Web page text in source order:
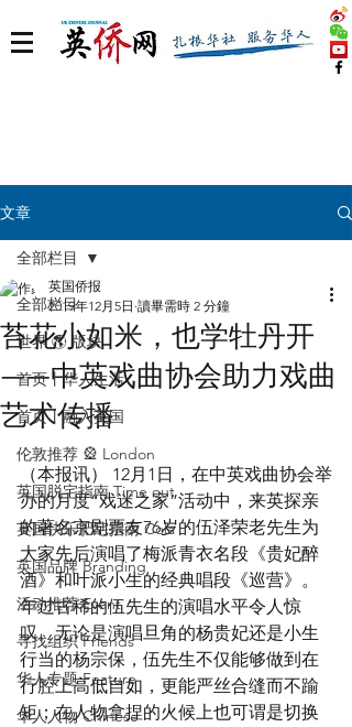
文章
全部栏目
世界 🌎 版块
首页丨华人生活
首页丨融入英国
伦敦推荐 🎡 London
英国脱宅指南 Time out
英国快乐肥宅指南 Cola
英国品牌 Branding
活动推荐 Event
寻找组织 Friends
华人专题 Feature
华人人物 Chinese
全部栏目
苔花小如米，也学牡丹开
——中英戏曲协会助力戏曲
艺术传播
英国侨报
2019年12月5日 讀畢需時 2 分鐘
（本报讯） 12月1日，在中英戏曲协会举
办的月度“戏迷之家”活动中，来英探亲
的著名京剧票友76岁的伍泽荣老先生为
大家先后演唱了梅派青衣名段《贵妃醉
酒》和叶派小生的经典唱段《巡营》。
年过古稀的伍先生的演唱水平令人惊
叹。无论是演唱旦角的杨贵妃还是小生
行当的杨宗保，伍先生不仅能够做到在
行腔上高低自如，更能严丝合缝而不踰
矩；在人物拿捏的火候上也可谓是切换